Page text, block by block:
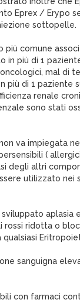
Eprex / Erypo
sottopelle.
più comune
in più di 1
mal di
più di 1 paziente
renale
sono stati
va impiegata
(
degli altri
utilizzato nei
aplasia
rossi ridotta o
sanguigna
con farmaci